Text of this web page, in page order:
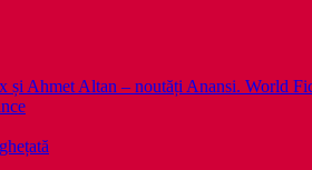
și Ahmet Altan – noutăți Anansi. World